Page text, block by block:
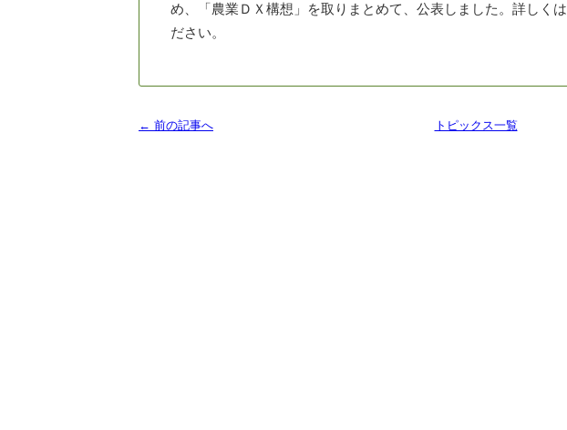
め、「農業ＤＸ構想」を取りまとめて、公表しました。詳しくは
ださい。
← 前の記事へ トピックス一覧